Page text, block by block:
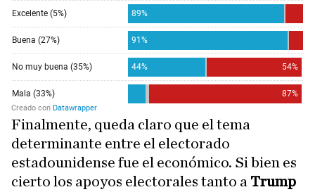
Finalmente, queda claro que el tema
determinante entre el electorado
estadounidense fue el económico. Si bien es
cierto los apoyos electorales tanto a Trump